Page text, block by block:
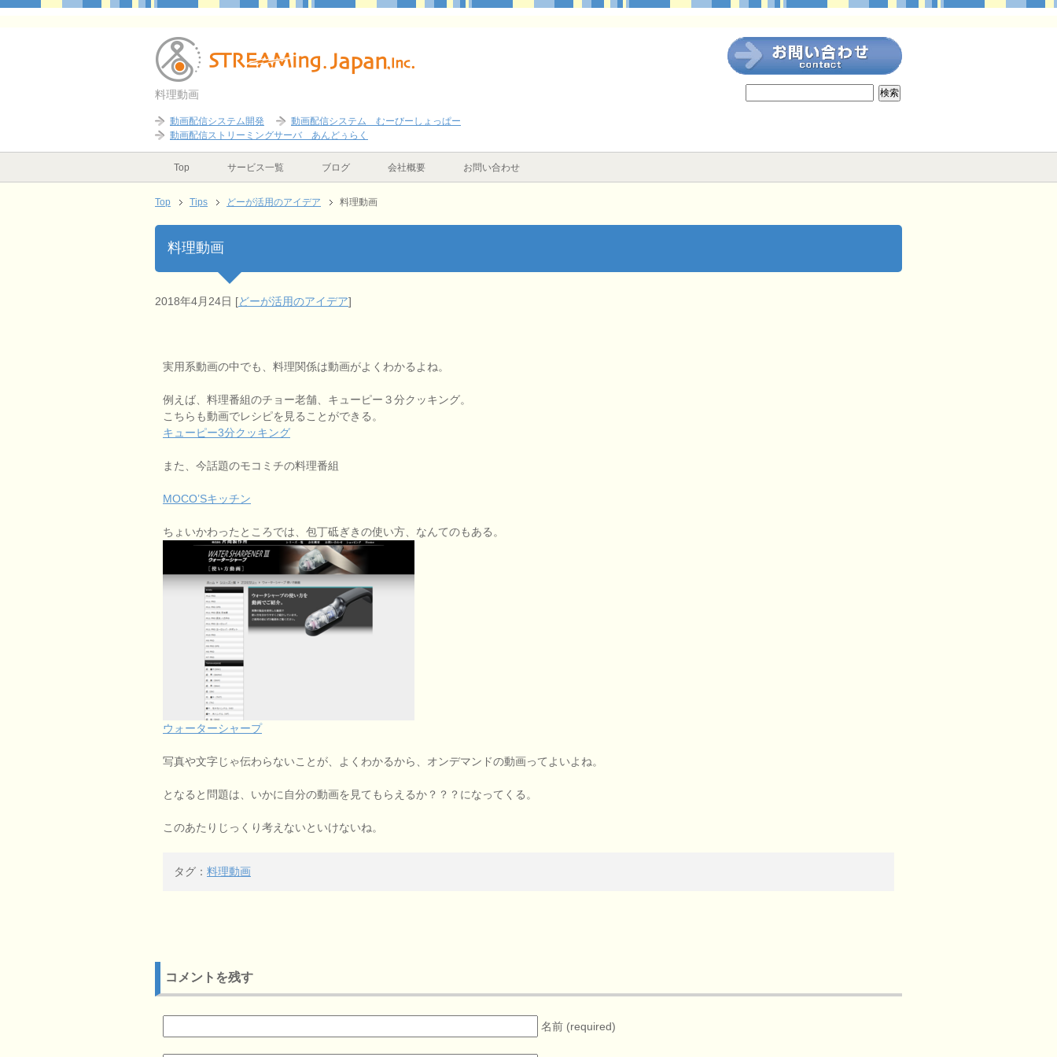
料理動画
動画配信システム開発
動画配信システム むーびーしょっぱー
動画配信ストリーミングサーバ あんどぅらく
Top サービス一覧 ブログ 会社概要 お問い合わせ
Top Tips どーが活用のアイデア 料理動画
料理動画
2018年4月24日 [どーが活用のアイデア]
実用系動画の中でも、料理関係は動画がよくわかるよね。
例えば、料理番組のチョー老舗、キューピー３分クッキング。
こちらも動画でレシピを見ることができる。
キューピー3分クッキング
また、今話題のモコミチの料理番組
MOCO’Sキッチン
ちょいかわったところでは、包丁砥ぎきの使い方、なんてのもある。
ウォーターシャープ
写真や文字じゃ伝わらないことが、よくわかるから、オンデマンドの動画ってよいよね。
となると問題は、いかに自分の動画を見てもらえるか？？？になってくる。
このあたりじっくり考えないといけないね。
タグ： 料理動画
コメントを残す
名前 (required)